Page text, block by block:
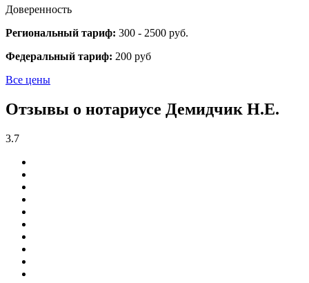
Доверенность
Региональный тариф: 300 - 2500 руб.
Федеральный тариф: 200 руб
Все цены
Отзывы о нотариусе Демидчик Н.Е.
3.7